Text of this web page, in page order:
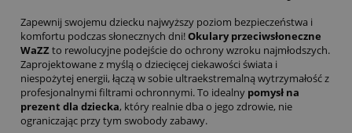
Zapewnij swojemu dziecku najwyższy poziom bezpieczeństwa i
komfortu podczas słonecznych dni!Okulary przeciwsłoneczne
WaZZ to rewolucyjne podejście do ochrony wzroku najmłodszych.
Zaprojektowane z myślą o dziecięcej ciekawości świata i
niespożytej energii, łączą w sobie ultraekstremalną wytrzymałość z
profesjonalnymi filtrami ochronnymi. To idealny pomysł na
prezent dla dziecka, który realnie dba o jego zdrowie, nie
ograniczając przy tym swobody zabawy.